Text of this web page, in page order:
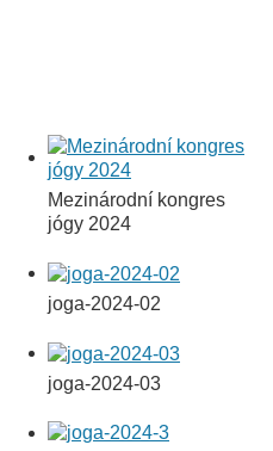
Mezinárodní kongres
jógy 2024
joga-2024-02
joga-2024-03